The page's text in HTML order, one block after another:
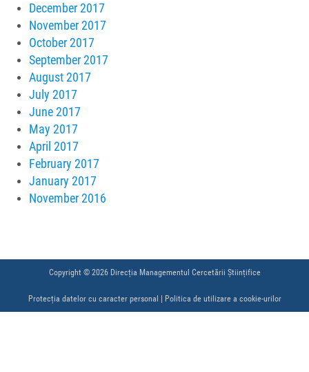
December 2017
November 2017
October 2017
September 2017
August 2017
July 2017
June 2017
May 2017
April 2017
February 2017
January 2017
November 2016
Copyright © 2026 Direcția Managementul Cercetării Științifice
Protecția datelor cu caracter personal Politica de utilizare a cookie-urilor